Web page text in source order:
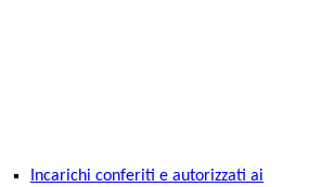
Incarichi conferiti e autorizzati ai